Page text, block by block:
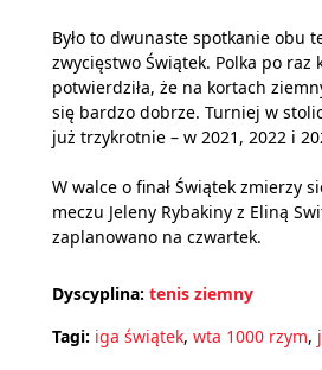
Było to dwunaste spotkanie obu
zwycięstwo Świątek. Polka po raz
potwierdziła, że na kortach
się bardzo dobrze. Turniej w
już trzykrotnie – w 2021, 2022 i
W walce o finał Świątek zmierzy
meczu Jeleny Rybakiny z Eliną
zaplanowano na czwartek.
Dyscyplina: tenis ziemny
Tagi: iga świątek, wta 1000 rzym,